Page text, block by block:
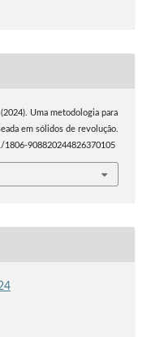
Uma metodologia para
em sólidos de revolução.
908820244826370105